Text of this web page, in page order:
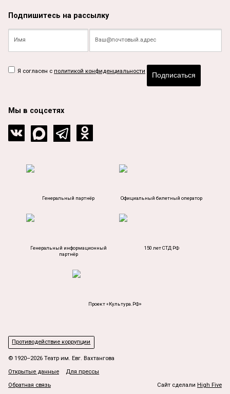
Подпишитесь на рассылку
Я согласен с политикой конфиденциальности
Подписаться
Мы в соцсетях
Генеральный партнёр Официальный билетный оператор
Генеральный информационный
партнёр
150 лет СТД РФ
Проект «Культура.РФ»
Противодействие коррупции
© 1920–2026 Театр им. Евг. Вахтангова
Открытые данные Для прессы
Обратная связь Сайт сделали High Five